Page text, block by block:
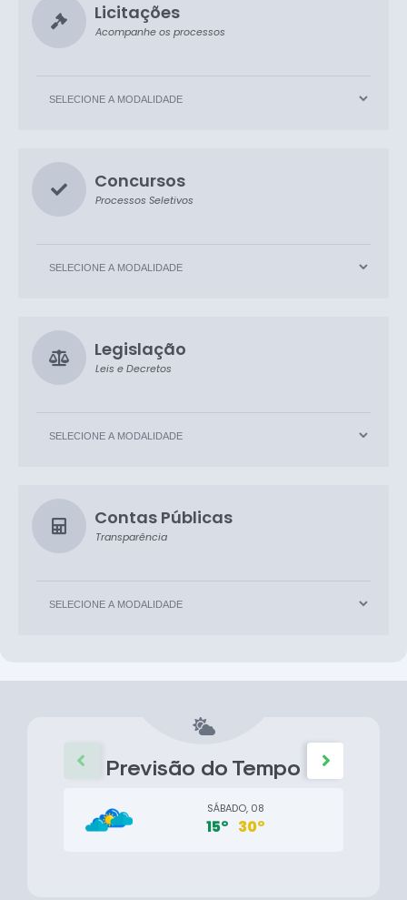
Licitações
Acompanhe os processos
Concursos
Processos Seletivos
Legislação
Leis e Decretos
Contas Públicas
Transparência
Previsão do Tempo
SÁBADO, 08
15° 30°